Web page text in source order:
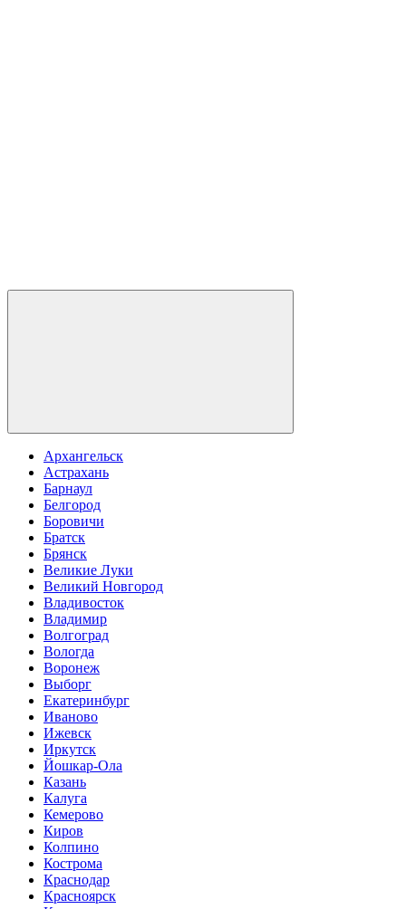
Архангельск
Астрахань
Барнаул
Белгород
Боровичи
Братск
Брянск
Великие Луки
Великий Новгород
Владивосток
Владимир
Волгоград
Вологда
Воронеж
Выборг
Екатеринбург
Иваново
Ижевск
Иркутск
Йошкар-Ола
Казань
Калуга
Кемерово
Киров
Колпино
Кострома
Краснодар
Красноярск